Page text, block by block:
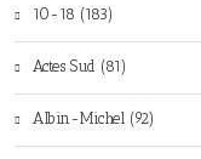
10-18 (183)
Actes Sud (81)
Albin-Michel (92)